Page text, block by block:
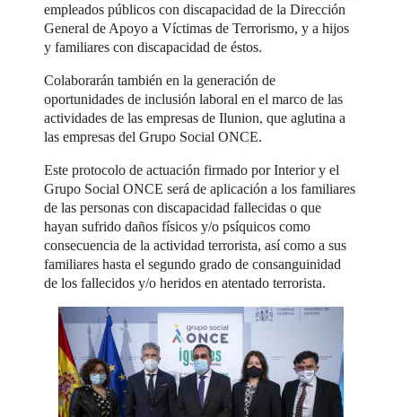
empleados públicos con discapacidad de la Dirección
General de Apoyo a Víctimas de Terrorismo, y a hijos
y familiares con discapacidad de éstos.
Colaborarán también en la generación de
oportunidades de inclusión laboral en el marco de las
actividades de las empresas de Ilunion, que aglutina a
las empresas del Grupo Social ONCE.
Este protocolo de actuación firmado por Interior y el
Grupo Social ONCE será de aplicación a los familiares
de las personas con discapacidad fallecidas o que
hayan sufrido daños físicos y/o psíquicos como
consecuencia de la actividad terrorista, así como a sus
familiares hasta el segundo grado de consanguinidad
de los fallecidos y/o heridos en atentado terrorista.